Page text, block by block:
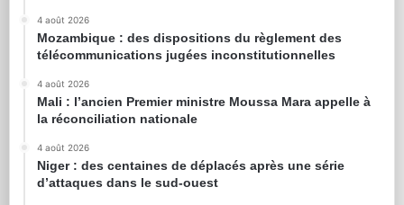
4 août 2026
Mozambique : des dispositions du règlement des
télécommunications jugées inconstitutionnelles
4 août 2026
Mali : l’ancien Premier ministre Moussa Mara appelle à
la réconciliation nationale
4 août 2026
Niger : des centaines de déplacés après une série
d’attaques dans le sud-ouest